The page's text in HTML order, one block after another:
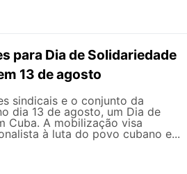
para Dia de Solidariedade
13 de agosto
sindicais e o conjunto da
dia 13 de agosto, um Dia de
Cuba. A mobilização visa
à luta do povo cubano e...